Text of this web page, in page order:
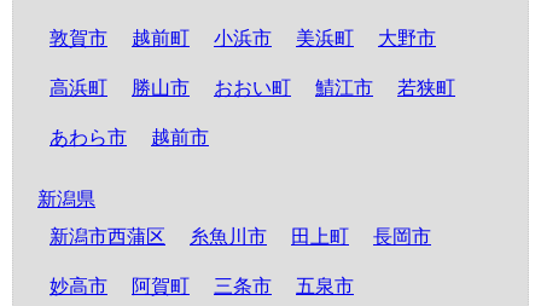
敦賀市 越前町 小浜市 美浜町 大野市
高浜町 勝山市 おおい町 鯖江市 若狭町
あわら市 越前市
新潟県
新潟市西蒲区
糸魚川市 田上町 長岡市
妙高市 阿賀町 三条市 五泉市